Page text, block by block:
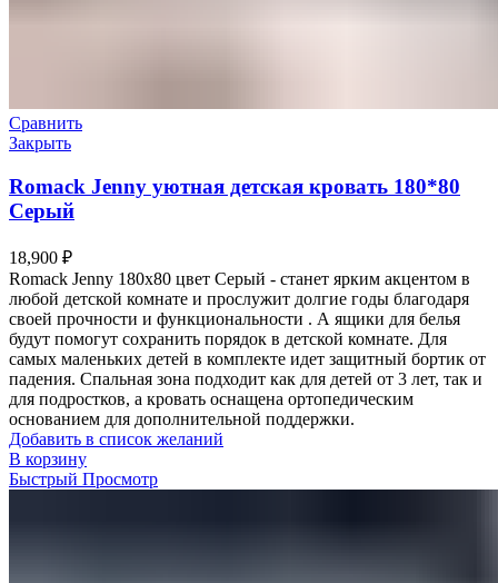
Сравнить
Закрыть
Romack Jenny уютная детская кровать 180*80
Серый
18,900 ₽
Romack Jenny 180х80 цвет Серый - станет ярким акцентом в
любой детской комнате и прослужит долгие годы благодаря
своей прочности и функциональности . А ящики для белья
будут помогут сохранить порядок в детской комнате. Для
самых маленьких детей в комплекте идет защитный бортик от
падения. Спальная зона подходит как для детей от 3 лет, так и
для подростков, а кровать оснащена ортопедическим
основанием для дополнительной поддержки.
Добавить в список желаний
В корзину
Быстрый Просмотр